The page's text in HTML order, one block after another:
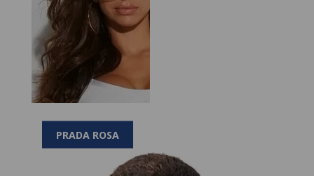
PRADA ROSA